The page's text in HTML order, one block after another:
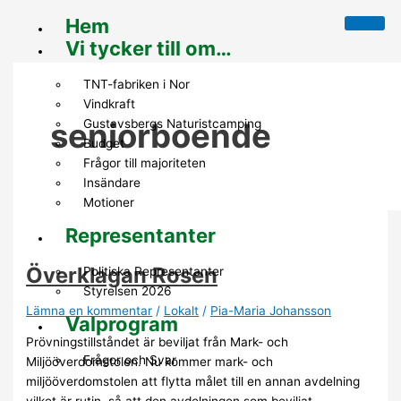
innehåll
Hem
Vi tycker till om…
TNT-fabriken i Nor​
Vindkraft
Gustavsbergs Naturistcamping
Budget
Frågor till majoriteten
Insändare
Motioner
Representanter
Politiska Representanter
Styrelsen 2026
Valprogram
Frågor och Svar
seniorboende
Överklagan Rosen
Lämna en kommentar / Lokalt / Pia-Maria Johansson
Prövningstillståndet är beviljat från Mark- och
Miljööverdomstolen. Nu kommer mark- och
miljööverdomstolen att flytta målet till en annan avdelning
Rosen